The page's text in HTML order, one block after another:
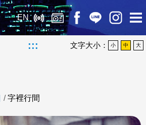
EN
::: 文字大小： 小 中 大
/字裡行間